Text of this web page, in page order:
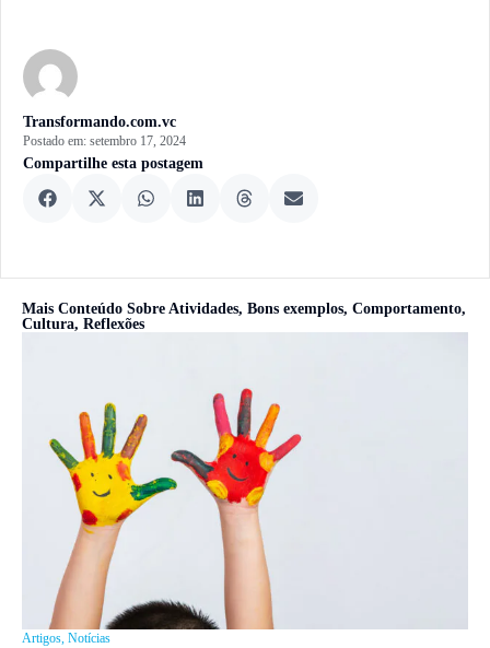
Transformando.com.vc
Postado em: setembro 17, 2024
Compartilhe esta postagem
Mais Conteúdo Sobre Atividades, Bons exemplos, Comportamento,
Cultura, Reflexões
Artigos, Notícias